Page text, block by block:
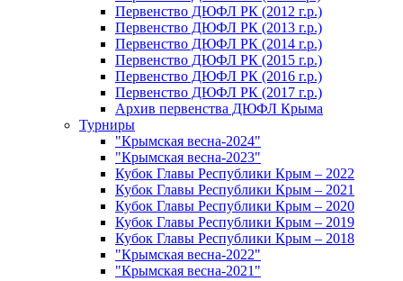
Первенство ДЮФЛ РК (2012 г.р.)
Первенство ДЮФЛ РК (2013 г.р.)
Первенство ДЮФЛ РК (2014 г.р.)
Первенство ДЮФЛ РК (2015 г.р.)
Первенство ДЮФЛ РК (2016 г.р.)
Первенство ДЮФЛ РК (2017 г.р.)
Архив первенства ДЮФЛ Крыма
Турниры
"Крымская весна-2024"
"Крымская весна-2023"
Кубок Главы Республики Крым – 2022
Кубок Главы Республики Крым – 2021
Кубок Главы Республики Крым – 2020
Кубок Главы Республики Крым – 2019
Кубок Главы Республики Крым – 2018
"Крымская весна-2022"
"Крымская весна-2021"